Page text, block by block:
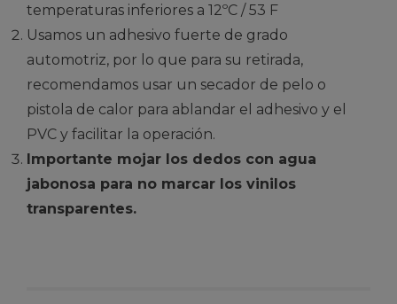
temperaturas inferiores a 12ºC / 53 F
Usamos un adhesivo fuerte de grado
automotriz, por lo que para su retirada,
recomendamos usar un secador de pelo o
pistola de calor para ablandar el adhesivo y el
PVC y facilitar la operación.
Importante mojar los dedos con agua
jabonosa para no marcar los vinilos
transparentes.